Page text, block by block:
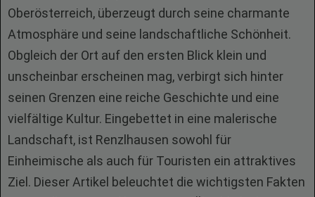
Oberösterreich, überzeugt durch seine charmante
Atmosphäre und seine landschaftliche Schönheit.
Obgleich der Ort auf den ersten Blick klein und
unscheinbar erscheinen mag, verbirgt sich hinter
seinen Grenzen eine reiche Geschichte und eine
vielfältige Kultur. Eingebettet in eine malerische
Landschaft, ist Renzlhausen sowohl für
Einheimische als auch für Touristen ein attraktives
Ziel. Dieser Artikel beleuchtet die wichtigsten Fakten